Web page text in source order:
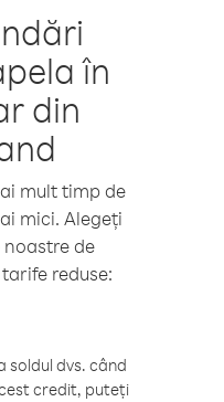
în
din
mult timp de
mici. Alegeți
de
reduse:
soldul dvs. când
credit, puteți